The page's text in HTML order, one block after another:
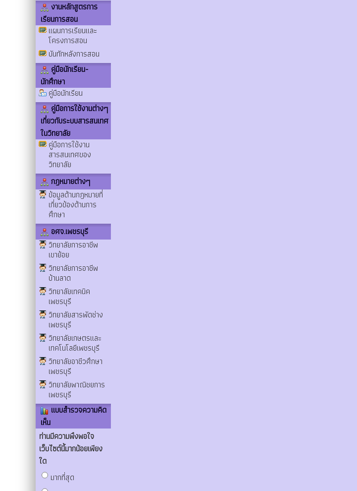
งานหลักสูตรการ
เรียนการสอน
แผนการเรียนและ
โครงการสอน
บันทักหลังการสอน
คู่มือนักเรียน-
นักศึกษา
คู่มือนักเรียน
คู่มือการใช้งานต่างๆ
เกี่ยวกับระบบสารสนเทศ
ในวิทยาลัย
คู่มือการใช้งาน
สารสนเทศของ
วิทยาลัย
กฎหมายต่างๆ
ข้อมูลด้านกฎหมายที่
เกี่ยวข้องด้านการ
ศึกษา
อศจ.เพชรบุรี
วิทยาลัยการอาชีพ
เขาย้อย
วิทยาลัยการอาชีพ
บ้านลาด
วิทยาลัยเทคนิค
เพชรบุรี
วิทยาลัยสารพัดช่าง
เพชรบุรี
วิทยาลัยเกษตรและ
เทคโนโลยีเพชรบุรี
วิทยาลัยอาชีวศึกษา
เพชรบุรี
วิทยาลัยพาณิชยการ
เพชรบุรี
แบบสำรวจความคิด
เห็น
ท่านมีความพึงพอใจ
เว็บไซต์นี้มากน้อยเพียง
ใด
มากที่สุด